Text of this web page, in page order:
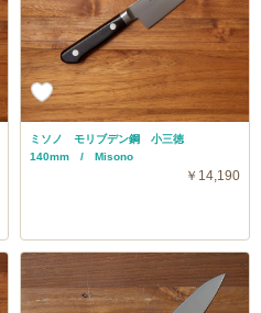
ミソノ モリブデン鋼 小三徳
140mm / Misono
￥14,190